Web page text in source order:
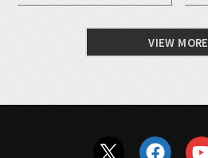
VIEW MORE